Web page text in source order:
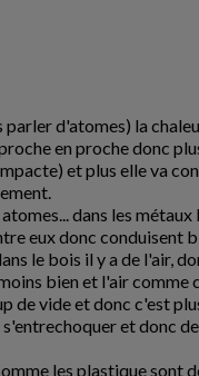
parler d'atomes) la
en proche donc
et plus elle va
atomes... dans les métaux
eux donc conduisent
le bois il y a de l'air,
bien et l'air comme
de vide et donc c'est
et donc
les plastique sont